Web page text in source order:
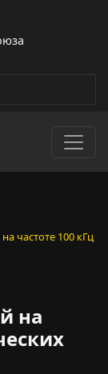
частоте 100 кГц
на